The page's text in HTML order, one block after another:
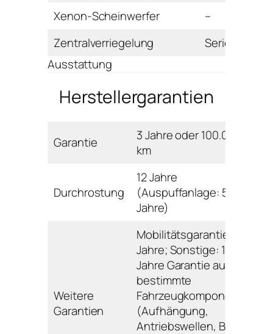
Xenon-Scheinwerfer
–
Zentralverriegelung
Serie
Ausstattung
Herstellergarantien
Garantie
3 Jahre oder 100.000
km
Durchrostung
12 Jahre
(Auspuffanlage: 5
Jahre)
Weitere
Garantien
Mobilitätsgarantie: 3
Jahre; Sonstige: 10
Jahre Garantie auf
bestimmte
Fahrzeugkomponenten
(Aufhängung,
Antriebswellen, Brems-